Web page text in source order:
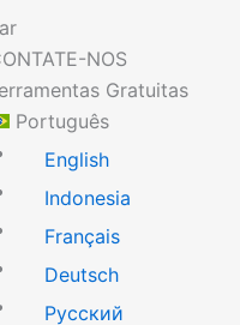
NOS
Gratuitas
Português
English
Indonesia
Français
Deutsch
Русский